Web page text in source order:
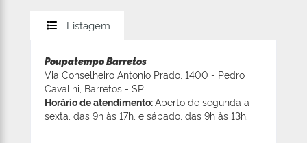
Listagem
Poupatempo Barretos
Via Conselheiro Antonio Prado, 1400 - Pedro
Cavalini, Barretos - SP
Horário de atendimento:Aberto de segunda a
sexta, das 9h às 17h, e sábado, das 9h às 13h.